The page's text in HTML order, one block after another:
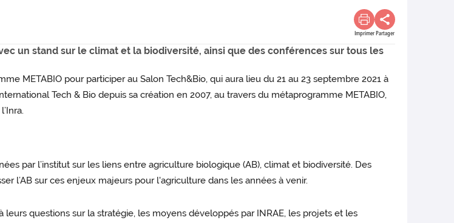
Imprimer Partager
un stand sur le climat et la biodiversité, ainsi que des conférences sur tous les
METABIO pour participer au Salon Tech&Bio, qui aura lieu du 21 au 23 septembre 2021 à
Tech & Bio depuis sa création en 2007, au travers du métaprogramme METABIO,
par l’institut sur les liens entre agriculture biologique (AB), climat et biodiversité. Des
l’AB sur ces enjeux majeurs pour l'agriculture dans les années à venir.
questions sur la stratégie, les moyens développés par INRAE, les projets et les